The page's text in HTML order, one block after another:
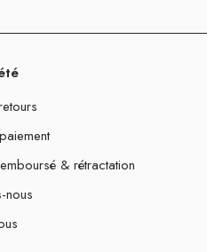
& rétractation
nous